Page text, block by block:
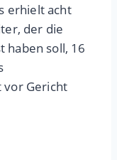
erhielt acht
der die
haben soll, 16
vor Gericht